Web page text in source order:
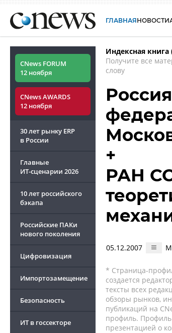
ГЛАВНАЯНОВОСТИ
CNews FORUM
12 ноября
CNews AWARDS
12 ноября
30 лет рынку ERP
в России
Главные
ИТ-сценарии 2026
10 лет российского
бэкапа
Российские ПАКи
нового поколения
Цифровизация
Импортозамещение
Безопасность
ИТ в госсекторе
Индексная книга
Получите все
слову
+
РАН
05.12.2007
* Страница-
создается
тексты всех
обзоры рынков,
публикаций на
профиль.
презентацией о